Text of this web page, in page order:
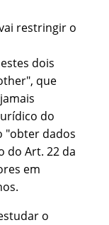
restringir o
dois
que
do
"obter dados
do Art. 22 da
em
o